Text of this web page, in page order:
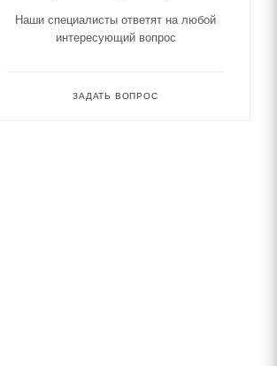
Наши специалисты ответят на любой
интересующий вопрос
ЗАДАТЬ ВОПРОС